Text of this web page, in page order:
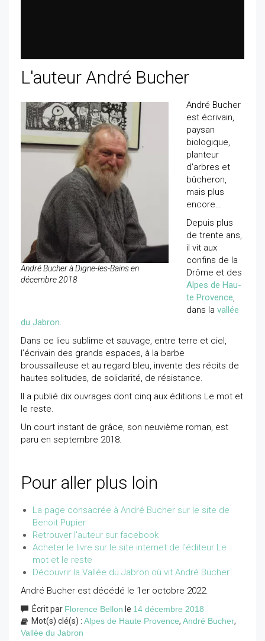
L'auteur André Bucher
André Bucher à Digne-les-Bains en
décembre 2018
André Bucher
est écrivain,
paysan
biologique,
planteur
d'arbres et
bûcheron,
mais plus
encore…
Depuis plus
de trente ans,
il vit aux
confins de la
Drôme et des
Alpes de Hau­
te Provence,
dans la vallée
du Jabron.
Dans ce lieu sublime et sau­vage, entre terre et ciel,
l’écrivain des grands espaces, à la barbe
broussailleuse et au regard bleu, invente des récits de
hautes solitudes, de solidarité, de résistance.
Il a publié dix ouvrages dont cinq aux éditions Le mot et
le reste.
Un court instant de grâce, son neuvième roman, est
paru en septembre 2018.
Pour aller plus loin
La page consacrée à André Bucher sur le site de
Benoit Pupier
Retrouver l'auteur sur facebook
Acheter le livre sur le site internet de l'éditeur Le
mot et le reste
Découvrir la Vallée du Jabron où vit André Bucher
André Bucher est décédé le 1er octobre 2022.
Écrit par Florence Bellon le 14 décembre 2018
Mot(s) clé(s) : Alpes de Haute Provence, André Bucher,
Vallée du Jabron